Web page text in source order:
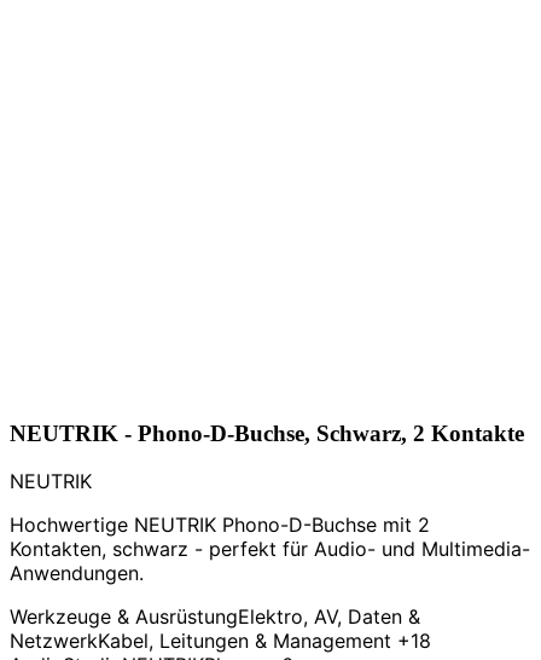
NEUTRIK - Phono-D-Buchse, Schwarz, 2 Kontakte
NEUTRIK
Hochwertige NEUTRIK Phono-D-Buchse mit 2
Kontakten, schwarz - perfekt für Audio- und Multimedia-
Anwendungen.
Werkzeuge & AusrüstungElektro, AV, Daten &
NetzwerkKabel, Leitungen & Management +18